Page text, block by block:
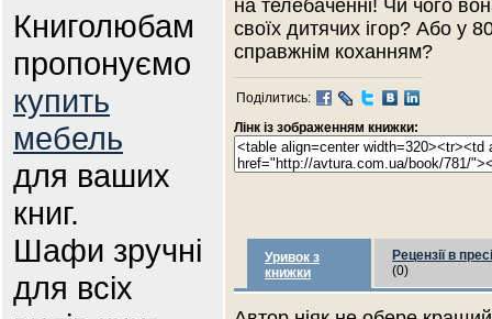
Книголюбам
пропонуємо
купить
мебель
для ваших
книг.
Шафи зручні
для всіх
на телебаченні! Чи чого
своїх дитячих ігор? Або у
справжнім коханням?
Поділитись:
Лінк із зображенням книжки:
Уривок з
книжки
Рецензії в пресі
(0)